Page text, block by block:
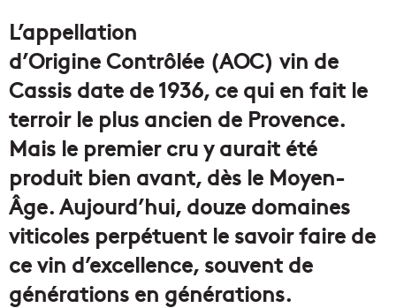
L’appellation
d’Origine Contrôlée (AOC) vin de
Cassis date de 1936, ce qui en fait le
terroir le plus ancien de Provence.
Mais le premier cru y aurait été
produit bien avant, dès le Moyen-
Âge. Aujourd’hui, douze domaines
viticoles perpétuent le savoir faire de
ce vin d’excellence, souvent de
générations en générations.